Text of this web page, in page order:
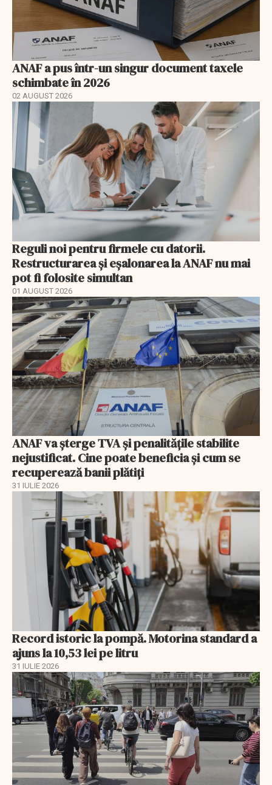
ANAF a pus într-un singur document taxele
schimbate în 2026
02 AUGUST 2026
Reguli noi pentru firmele cu datorii.
Restructurarea și eșalonarea la ANAF nu mai
pot fi folosite simultan
01 AUGUST 2026
ANAF va șterge TVA și penalitățile stabilite
nejustificat. Cine poate beneficia și cum se
recuperează banii plătiți
31 IULIE 2026
Record istoric la pompă. Motorina standard a
ajuns la 10,53 lei pe litru
31 IULIE 2026